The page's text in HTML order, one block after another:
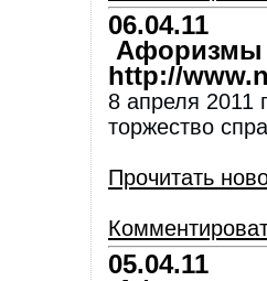
06.04.11
Афоризмы
http://
8 апреля 2011
торжество
Прочитать
05.04.11